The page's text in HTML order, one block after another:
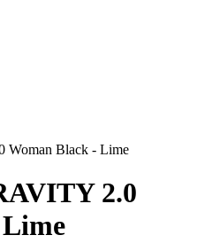
Woman Black - Lime
2.0